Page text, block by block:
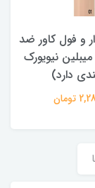
سایه چشم استیکی
کیکو ایتالیا
1,800,000 تومان